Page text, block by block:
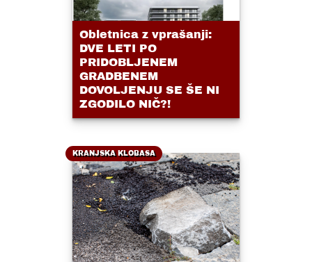
Obletnica z vprašanji:
DVE LETI PO
PRIDOBLJENEM
GRADBENEM
DOVOLJENJU SE ŠE NI
ZGODILO NIČ?!
KRANJSKA KLOBASA